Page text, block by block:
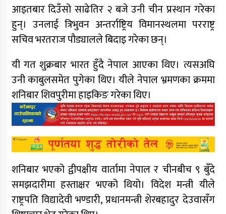
आइतबार दिउँसो साढेतिर २ बजे उनी चीन प्रस्थान गरेका
हुन्। उनलाई त्रिभुवन अन्तर्राष्ट्रिय विमानस्थलमा परराष्ट्र
सचिव भरतराज पौड्यालले बिदाइ गरेका छन्।
यी गत शुक्रबार भारत हुँदै नेपाल आएका थिए। त्यसअघि
उनी काबुलसमेत पुगेका थिए। यीले नेपाल भ्रमणका क्रममा
शनिबार शिवपुरीमा हाइकिङ गरेका थिए।
शनिबार भएको द्वीपक्षीय वार्तामा नेपाल र चीनबीच ९ बुँदे
समझदारीमा हस्ताक्षर भएको थियो। विदेश मन्त्री यीले
राष्ट्रपति विद्यादेवी भण्डारी, प्रधानमन्त्री शेरबहादुर देउवासँग